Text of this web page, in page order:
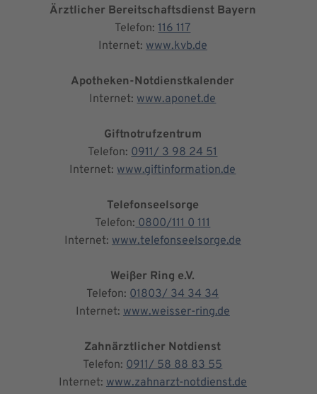
Ärztlicher Bereitschaftsdienst Bayern
Telefon:116 117
Internet: www.kvb.de
Apotheken-Notdienstkalender
Internet:www.aponet.de
Giftnotrufzentrum
Telefon:0911/ 3 98 24 51
Internet:www.giftinformation.de
Telefonseelsorge
Telefon:0800/111 0 111
Internet: www.telefonseelsorge.de
Weißer Ring e.V.
Telefon:01803/ 34 34 34
Internet: www.weisser-ring.de
Zahnärztlicher Notdienst
Telefon:0911/ 58 88 83 55
Internet: www.zahnarzt-notdienst.de